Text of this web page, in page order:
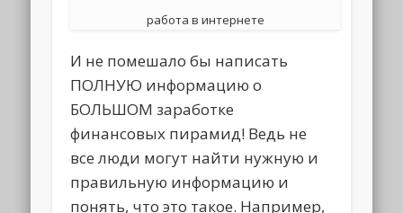
работа в интернете
И не помешало бы написать
ПОЛНУЮ информацию о
БОЛЬШОМ заработке
финансовых пирамид! Ведь не
все люди могут найти нужную и
правильную информацию и
понять, что это такое. Например,